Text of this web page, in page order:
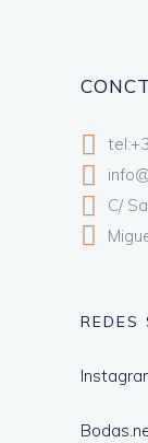
C/
REDES